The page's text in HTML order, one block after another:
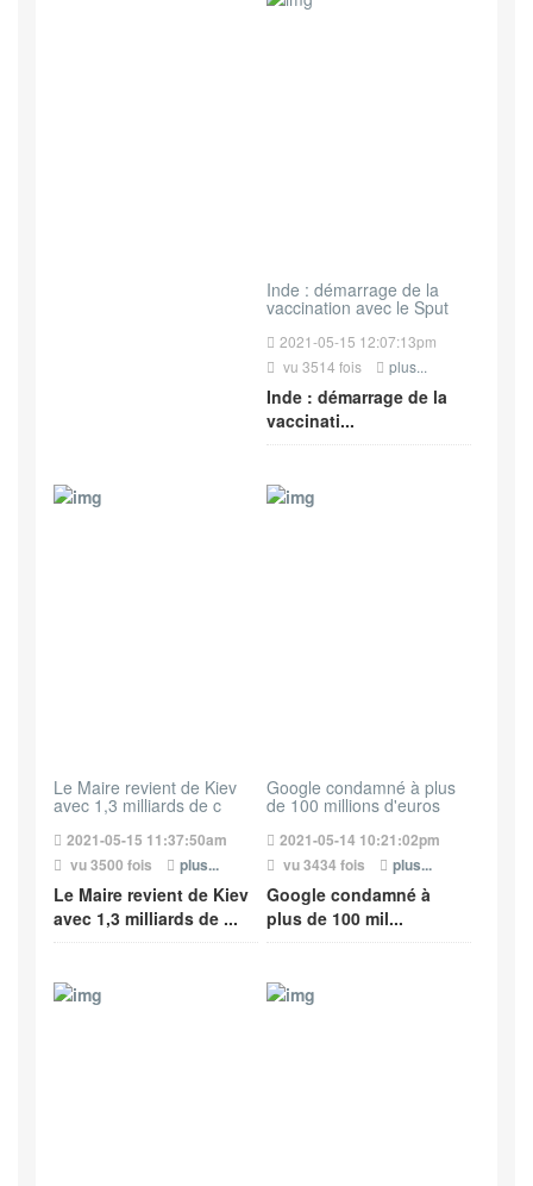
Inde : démarrage de la
vaccination avec le Sput
2021-05-15 12:07:13pm
vu 3514 fois
plus...
Inde : démarrage de la
vaccinati...
Le Maire revient de Kiev
avec 1,3 milliards de c
2021-05-15 11:37:50am
vu 3500 fois
plus...
Le Maire revient de Kiev
avec 1,3 milliards de ...
Google condamné à plus
de 100 millions d'euros
2021-05-14 10:21:02pm
vu 3434 fois
plus...
Google condamné à
plus de 100 mil...